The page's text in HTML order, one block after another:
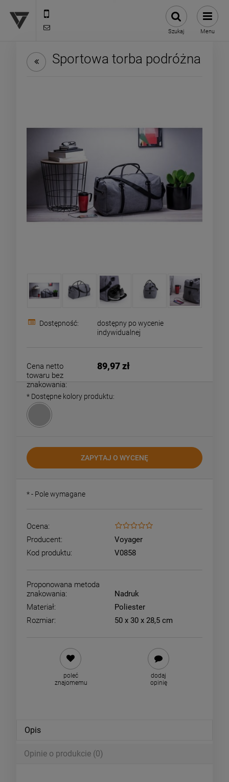
Szukaj Menu
Sportowa torba podróżna
Dostępność:
dostępny po wycenie
indywidualnej
Cena netto
towaru bez
znakowania:
89,97 zł
* Dostępne kolory produktu:
ZAPYTAJ O WYCENĘ
*- Pole wymagane
Ocena:
Producent:
Voyager
Kod produktu:
V0858
Proponowana metoda
znakowania:
Nadruk
Materiał:
Poliester
Rozmiar:
50 x 30 x 28,5 cm
poleć
znajomemu
dodaj
opinię
Opis
Opinie o produkcie (0)